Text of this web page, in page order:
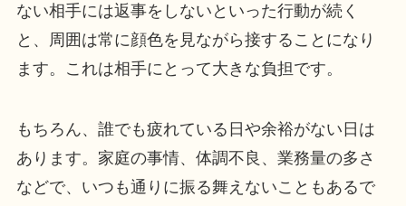
ない相手には返事をしないといった行動が続く
と、周囲は常に顔色を見ながら接することになり
ます。これは相手にとって大きな負担です。
もちろん、誰でも疲れている日や余裕がない日は
あります。家庭の事情、体調不良、業務量の多さ
などで、いつも通りに振る舞えないこともあるで